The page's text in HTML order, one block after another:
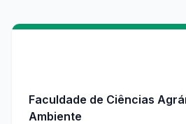
Faculdade de Ciências
Ambiente